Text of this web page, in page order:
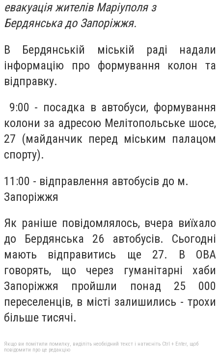
евакуація жителів Маріуполя з
Бердянська до Запоріжжя.
В Бердянській міській раді надали
інформацію про формування колон та
відправку.
9:00 - посадка в автобуси, формування
колони за адресою Мелітопольське шосе,
27 (майданчик перед міським палацом
спорту).
11:00 - відправлення автобусів до м.
Запоріжжя
Як раніше повідомлялось, вчера виїхало
до Бердянська 26 автобусів. Сьогодні
мають відправитись ще 27. В ОВА
говорять, що через гуманітарні хаби
Запоріжжя пройшли понад 25 000
переселенців, в місті залишились - трохи
більше тисячі.
Якщо ви помітили помилку, виділіть необхідний текст і натисніть Ctrl + Enter, щоб
повідомити про це редакцію